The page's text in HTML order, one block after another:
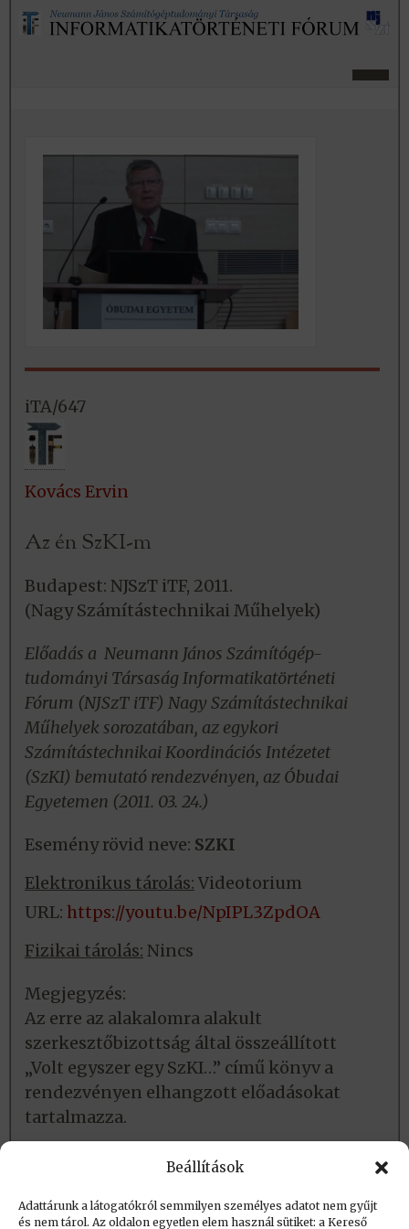
Beállítások
Adattárunk a látogatókról semmilyen személyes adatot nem gyűjt
és nem tárol. Az oldalon egyetlen elem használ sütiket: a Kereső
iTA/647
Kovács Ervin
Az én SzKI-m
Budapest: NJSzT iTF, 2011.
(Nagy Számítástechnikai Műhelyek)
Előadás a Neumann János Számítógép-
tudományi Társaság Informatikatörténeti
Fórum (NJSzT iTF) Nagy Számítástechnikai
Műhelyek sorozatában, az egykori
Számítástechnikai Koordinációs Intézetet
(SzKI) bemutató rendezvényen, az Óbudai
Egyetemen (2011. 03. 24.)
Esemény rövid neve: SZKI
Elektronikus tárolás: Videotorium
URL: https://youtu.be/NpIPL3ZpdOA
Fizikai tárolás: Nincs
Megjegyzés:
Az erre az alakalomra alakult
szerkesztőbizottság által összeállított
„Volt egyszer egy SzKI…” című könyv a
rendezvényen elhangzott előadásokat
tartalmazza.